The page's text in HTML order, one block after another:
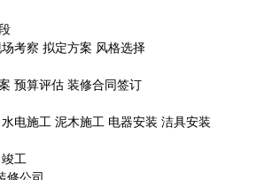
考察 拟定方案 风格选择
预算评估 装修合同签订
水电施工 泥木施工 电器安装 洁具安装
竣工
修公司